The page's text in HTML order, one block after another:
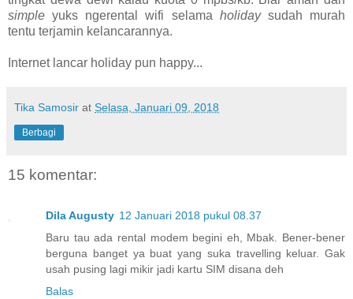
simple yuks ngerental wifi selama holidaysudah murah
tentu terjamin kelancarannya.
Internet lancar holiday pun happy...
Tika Samosir at Selasa, Januari 09, 2018
Berbagi
15 komentar:
Dila Augusty 12 Januari 2018 pukul 08.37
Baru tau ada rental modem begini eh, Mbak. Bener-bener
berguna banget ya buat yang suka travelling keluar. Gak
usah pusing lagi mikir jadi kartu SIM disana deh
Balas